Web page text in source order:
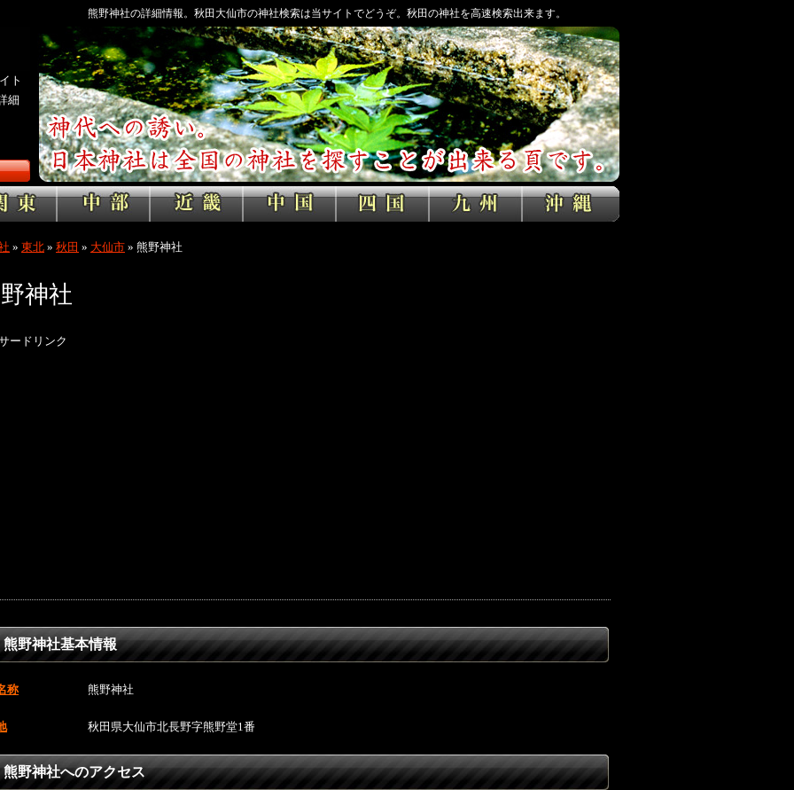
熊野神社の詳細情報。秋田大仙市の神社検索は当サイトでどうぞ。秋田の神社を高速検索出来ます。
ト
細
» 東北 » 秋田 » 大仙市 » 熊野神社
神社
ードリンク
熊野神社基本情報
称 熊野神社
秋田県大仙市北長野字熊野堂1番
熊野神社へのアクセス